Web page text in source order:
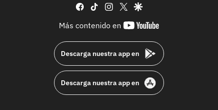
facebook
tiktok instagram
twittergoogle
Más contenido en
youtube-
Descarga nuestra app en
Descarga nuestra app en